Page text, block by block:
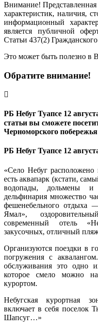
Внимание!
характеристик, наличия,
информационный
является публичной
Статьи 437(2)
Это может быть полезно в
Обратите внимание!
РБ Небуг Туапсе 12
статьи вы сможете
Черноморского побережья
РБ Небуг Туапсе 12
«Село Небуг расположено
есть аквапарк (кстати,
водопады, дольмены и
дельфинария множество
фешенебельного отдыха
Ямал»,
современный отель
закусочных, отличный
Организуются поездки в
погружения с
обслуживания это одно
которое смело можно
курортом.
Небугская курортная
включает в себя поселок
Шапсуг…»